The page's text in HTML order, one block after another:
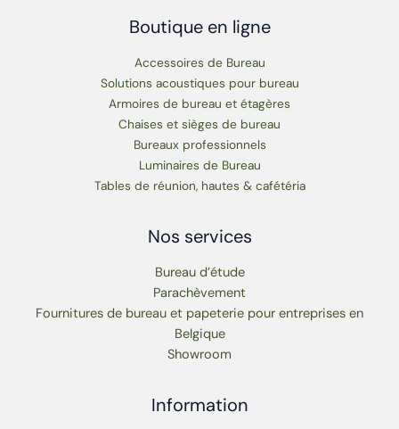
Boutique en ligne
Accessoires de Bureau
Solutions acoustiques pour bureau
Armoires de bureau et étagères
Chaises et sièges de bureau
Bureaux professionnels
Luminaires de Bureau
Tables de réunion, hautes & cafétéria
Nos services
Bureau d’étude
Parachèvement
Fournitures de bureau et papeterie pour entreprises en
Belgique
Showroom
Information